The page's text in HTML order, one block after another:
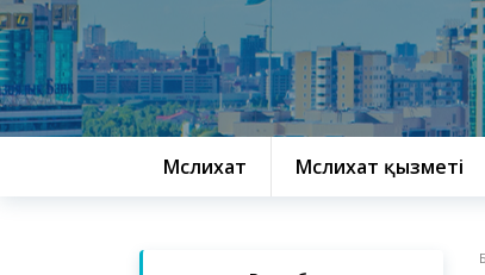
Мәслихат Мәслихат қызметі